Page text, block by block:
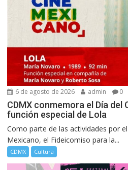
6 de agosto de 2026 admin 0
CDMX conmemora el Día del
función especial de Lola
Como parte de las actividades por
Mexicano, el Fideicomiso para la...
CDMX Cultura